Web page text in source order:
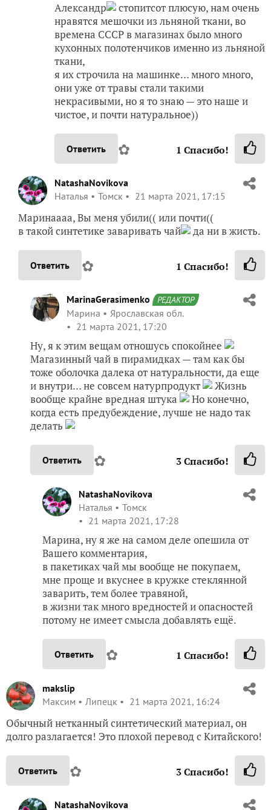
Александр
стопитсот плюсую, нам очень
нравятся мешочки из льняной ткани, во
времена СССР в магазинах было много
кухонных полотенчиков именно из льняной
ткани,
я их строчила на машинке… много много,
они уже от травы стали такими
некрасивыми, но я то знаю — это наше и
чистое, и почти натуральное))
Ответить ✿ 1 Спасибо!
NatashaNovikova
Наталья
Томск 21 марта 2021, 17:15
Маринаааа, Вы меня убили(( или почти((
в такой синтетике заваривать чай
да ни в жисть.
Ответить ✿ 1 Спасибо!
MarinaGerasimenko РЕДАКТОР
Марина
Ярославская обл.
21 марта 2021, 17:20
Ну, я к этим вещам отношусь спокойнее
Магазинный чай в пирамидках — там как бы
тоже оболочка далека от натуральности, да еще
и внутри… не совсем натурпродукт
Жизнь
вообще крайне вредная штука
Но конечно,
когда есть предубеждение, лучше не надо так
делать
Ответить ✿ 3Спасибо!
NatashaNovikova
Наталья
Томск
21 марта 2021, 17:28
Марина, ну я же на самом деле опешила от
Вашего комментария,
в пакетиках чай мы вообще не покупаем,
мне проще и вкуснее в кружке стеклянной
заварить, тем более травяной,
в жизни так много вредностей и опасностей
потому не имеет смысла добавлять ещё.
Ответить ✿ 1 Спасибо!
makslip
Максим
Липецк 21 марта 2021, 16:24
Обычный нетканный синтетический материал, он
долго разлагается! Это плохой перевод с Китайского!
Ответить ✿ 3Спасибо!
NatashaNovikova